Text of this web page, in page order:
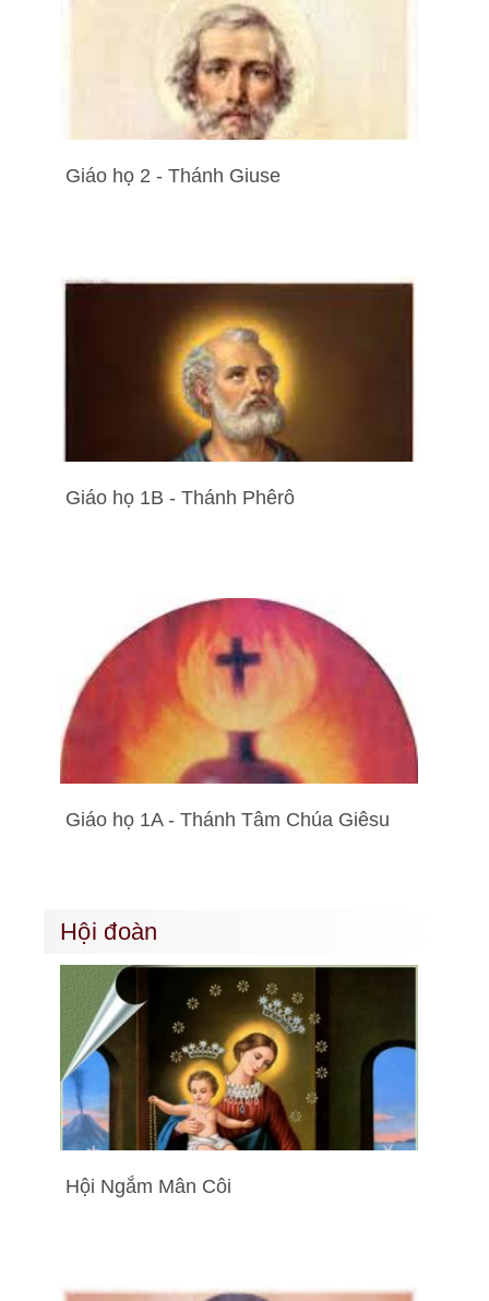
Giáo họ 2 - Thánh Giuse
Giáo họ 1B - Thánh Phêrô
Giáo họ 1A - Thánh Tâm Chúa Giêsu
Hội đoàn
Hội Ngắm Mân Côi